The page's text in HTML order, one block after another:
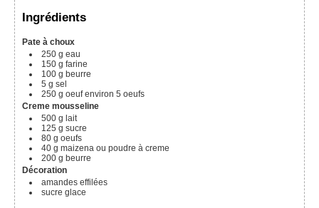
Ingrédients
Pate à choux
250 g eau
150 g farine
100 g beurre
5 g sel
250 g oeuf environ 5 oeufs
Creme mousseline
500 g lait
125 g sucre
80 g oeufs
40 g maizena ou poudre à creme
200 g beurre
Décoration
amandes effilées
sucre glace